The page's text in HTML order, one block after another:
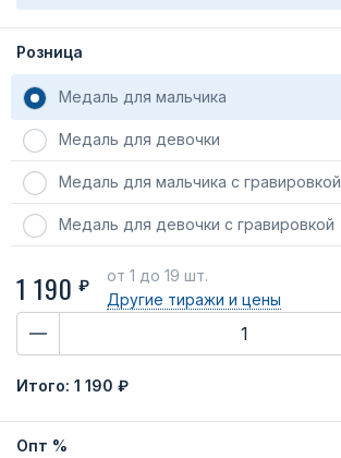
Розница
Медаль для мальчика
Медаль для девочки
Медаль для мальчика с гравировкой
Медаль для девочки с гравировкой
1 190 ₽
от 1 до 19 шт.
Другие тиражи и цены
Итого: 1 190 ₽
Опт %